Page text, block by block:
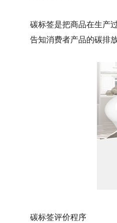
碳标签是把商品在生产
告知消费者产品的碳排
碳标签评价程序